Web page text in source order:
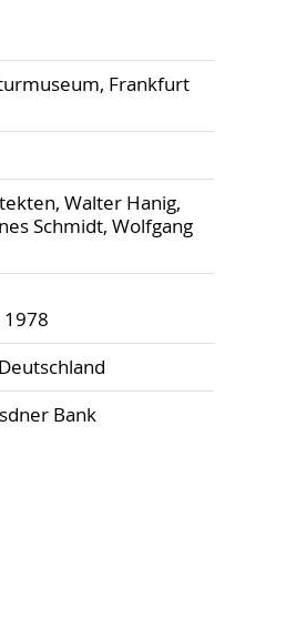
Frankfurt
Walter Hanig,
Schmidt, Wolfgang
1978
Bank